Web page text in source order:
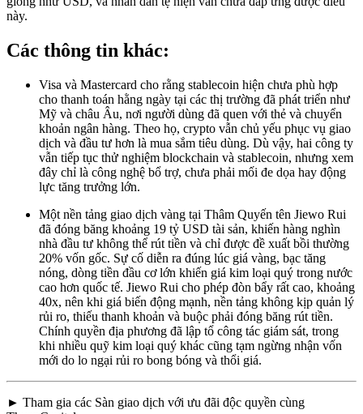
này.
Các thông tin khác:
Visa và Mastercard cho rằng stablecoin hiện chưa phù hợp
cho thanh toán hằng ngày tại các thị trường đã phát triển như
Mỹ và châu Âu, nơi người dùng đã quen với thẻ và chuyển
khoản ngân hàng. Theo họ, crypto vẫn chủ yếu phục vụ giao
dịch và đầu tư hơn là mua sắm tiêu dùng. Dù vậy, hai công ty
vẫn tiếp tục thử nghiệm blockchain và stablecoin, nhưng xem
đây chỉ là công nghệ bổ trợ, chưa phải mối đe dọa hay động
lực tăng trưởng lớn.
Một nền tảng giao dịch vàng tại Thâm Quyến tên Jiewo Rui
đã đóng băng khoảng 19 tỷ USD tài sản, khiến hàng nghìn
nhà đầu tư không thể rút tiền và chỉ được đề xuất bồi thường
20% vốn gốc. Sự cố diễn ra đúng lúc giá vàng, bạc tăng
nóng, dòng tiền đầu cơ lớn khiến giá kim loại quý trong nước
cao hơn quốc tế. Jiewo Rui cho phép đòn bẩy rất cao, khoảng
40x, nên khi giá biến động mạnh, nền tảng không kịp quản lý
rủi ro, thiếu thanh khoản và buộc phải đóng băng rút tiền.
Chính quyền địa phương đã lập tổ công tác giám sát, trong
khi nhiều quỹ kim loại quý khác cũng tạm ngừng nhận vốn
mới do lo ngại rủi ro bong bóng và thổi giá.
► Tham gia các Sàn giao dịch với ưu đãi độc quyền cùng